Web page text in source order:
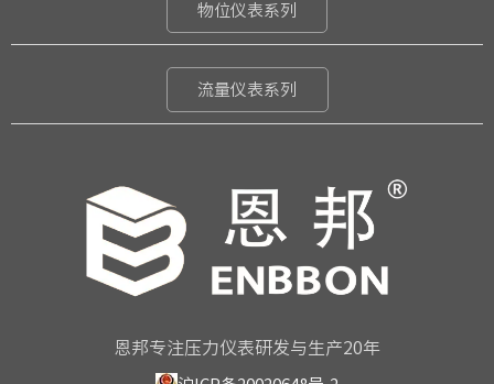
物位仪表系列
流量仪表系列
恩邦专注压力仪表研发与生产20年